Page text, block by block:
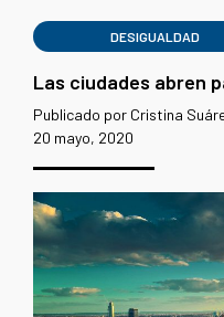
DESIGUALDAD
Las ciudades abren
Publicado por Cristina
20 mayo, 2020